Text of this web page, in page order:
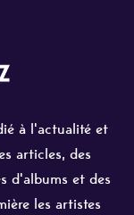
à l'actualité et
articles, des
d'albums et des
les artistes